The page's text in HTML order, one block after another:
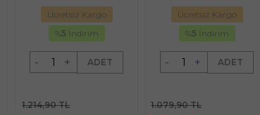
Ücretsiz Kargo
%5 İndirim
- + ADET
1.214,90 TL
Ücretsiz Kargo
%5 İndirim
- + ADET
1.079,90 TL